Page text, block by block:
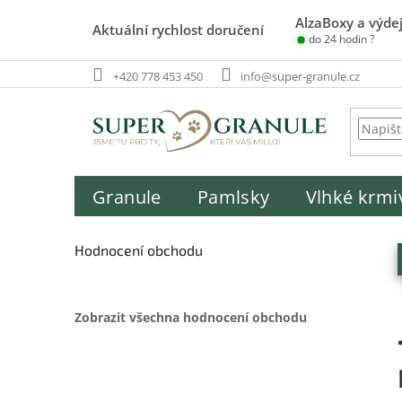
Aktuální rychlost doručení AlzaBoxy a
do 24 hodin ?
+420 778 453 450 info@super-granule.cz
Granule Pamlsky Vlhké
o
a
Hodnocení obchodu
Zobrazit všechna hodnocení obchodu